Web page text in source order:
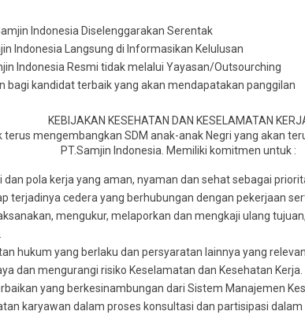
Indonesia Diselenggarakan Serentak
Indonesia Langsung di Informasikan Kelulusan
Indonesia Resmi tidak melalui Yayasan/Outsourching
bagi kandidat terbaik yang akan mendapatakan panggilan
KEBIJAKAN KESEHATAN DAN KESELAMATAN
mengembangkan SDM anak-anak Negri yang akan
PT.Samjin Indonesia. Memiliki komitmen untuk :
dan pola kerja yang aman, nyaman dan sehat sebagai
terjadinya cedera yang berhubungan dengan pekerjaan
mengukur, melaporkan dan mengkaji ulang
hukum yang berlaku dan persyaratan lainnya yang relevan.
dan mengurangi risiko Keselamatan dan Kesehatan Kerja.
yang berkesinambungan dari Sistem Manajemen
karyawan dalam proses konsultasi dan partisipasi